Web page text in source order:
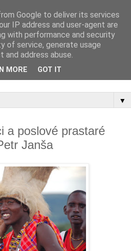
kurzů a co se na nich
▼
a poslové prastaré
Janša
Google to deliver its services
IP address and user-agent are
with performance and security
of service, generate usage
address abuse.
MORE GOT IT